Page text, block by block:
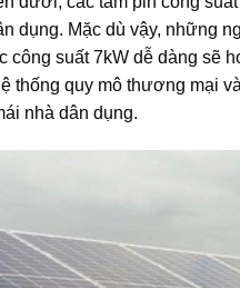
dụng. Mặc dù vậy, những
suất 7kW dễ dàng sẽ
thống quy mô thương mại
nhà dân dụng.